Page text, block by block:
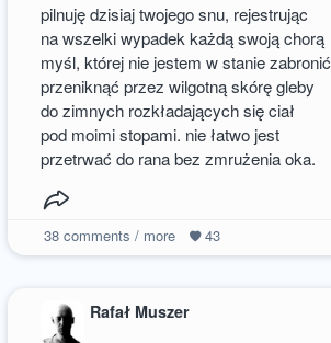
pilnuję dzisiaj twojego snu, rejestrując
na wszelki wypadek każdą swoją chorą
myśl, której nie jestem w stanie zabronić
przeniknąć przez wilgotną skórę gleby
do zimnych rozkładających się ciał
pod moimi stopami. nie łatwo jest
przetrwać do rana bez zmrużenia oka.
38comments / more 43
Rafał Muszer